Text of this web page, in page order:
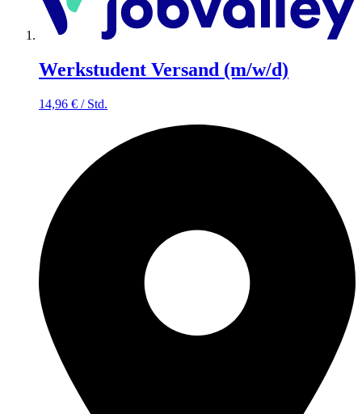
Werkstudent Versand (m/w/d)
14,96 € / Std.